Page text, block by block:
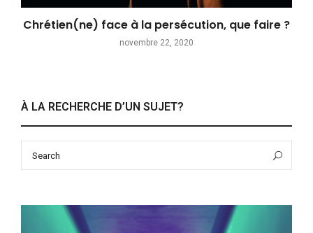
Chrétien(ne) face à la persécution, que faire ?
novembre 22, 2020
À LA RECHERCHE D’UN SUJET?